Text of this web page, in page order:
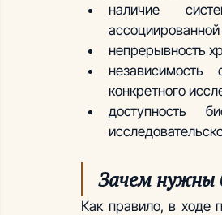
наличие
непрерывность
конкретного
доступность
Зачем нужны
Как правило, в ходе